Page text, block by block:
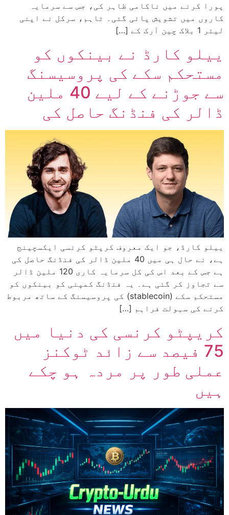
پورا کرنے میں ناکامی ظاہر کی، جس سے سرمایہ
کاروں میں تشویش پائی گئی۔ تاہم، سرکل نے اپنی
لیئر 1 بلاک چین آرک کے […]
ییلو کارڈ نے بینکوں کو
مستحکم سکے کی پروسیسنگ
سے جوڑنے کے لیے 40 ملین
ڈالر کی فنڈنگ حاصل کی
ییلو کارڈ، جو ایک معروف کرپٹو کرنسی ایکسچینج
ہے، نے حال ہی میں 40 ملین ڈالر کی فنڈنگ حاصل کی
ہے جس کے بعد اس کی کل سرمایہ کاری 120 ملین ڈالر
سے تجاوز کر گئی ہے۔ یہ فنڈنگ کمپنی کو بینکوں کو
مستحکم سکے (stablecoin) کی پروسیسنگ کے ساتھ مربوط
کرنے کی سہولت فراہم […]
کریپٹو کرنسی کی دنیا میں
75 فیصد سے زائد ٹوکنز
عملی طور پر مردہ ہو چکے
ہیں